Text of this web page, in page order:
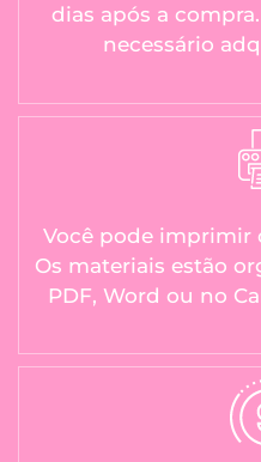
dias após a
necessário
Você pode imprimir
Os materiais estão
PDF, Word ou no